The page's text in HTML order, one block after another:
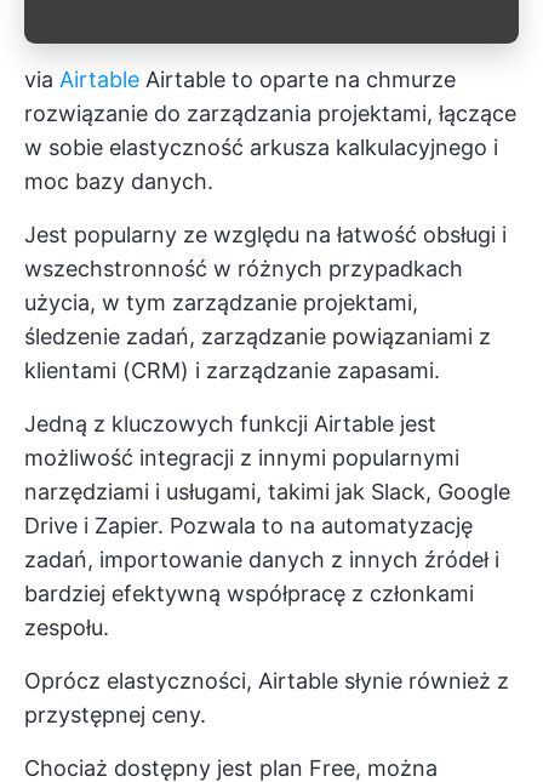
via Airtable Airtable to oparte na chmurze
rozwiązanie do zarządzania projektami, łączące
w sobie elastyczność arkusza kalkulacyjnego i
moc bazy danych.
Jest popularny ze względu na łatwość obsługi i
wszechstronność w różnych przypadkach
użycia, w tym zarządzanie projektami,
śledzenie zadań, zarządzanie powiązaniami z
klientami (CRM) i zarządzanie zapasami.
Jedną z kluczowych funkcji Airtable jest
możliwość integracji z innymi popularnymi
narzędziami i usługami, takimi jak Slack, Google
Drive i Zapier. Pozwala to na automatyzację
zadań, importowanie danych z innych źródeł i
bardziej efektywną współpracę z członkami
zespołu.
Oprócz elastyczności, Airtable słynie również z
przystępnej ceny.
Chociaż dostępny jest plan Free, można